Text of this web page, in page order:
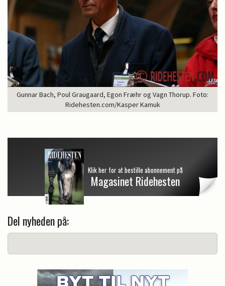
Gunnar Bach, Poul Graugaard, Egon Fræhr og Vagn Thorup. Foto:
Ridehesten.com/Kasper Kamuk
Klik her for at bestille abonnement på
Magasinet Ridehesten
Del nyheden på: